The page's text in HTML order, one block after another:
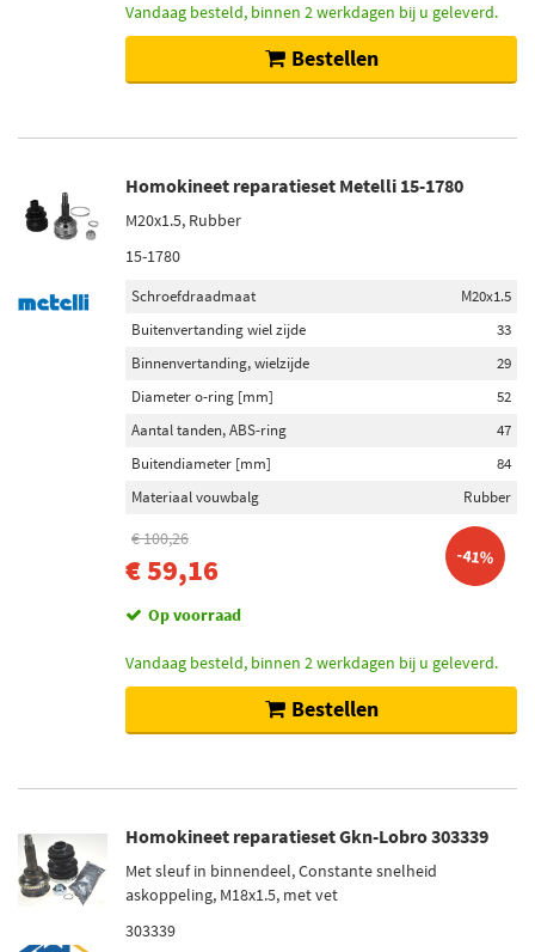
Vandaag besteld, binnen 2 werkdagen bij u geleverd.
Bestellen
Homokineet reparatieset Metelli 15-1780
M20x1.5, Rubber
15-1780
Schroefdraadmaat
M20x1.5
Buitenvertanding wiel zijde
33
Binnenvertanding, wielzijde
29
Diameter o-ring [mm]
52
Aantal tanden, ABS-ring
47
Buitendiameter [mm]
84
Materiaal vouwbalg
Rubber
€ 100,26
€ 59,16 -41%
Op voorraad
Vandaag besteld, binnen 2 werkdagen bij u geleverd.
Bestellen
Homokineet reparatieset Gkn-Lobro 303339
Met sleuf in binnendeel, Constante snelheid
askoppeling, M18x1.5, met vet
303339